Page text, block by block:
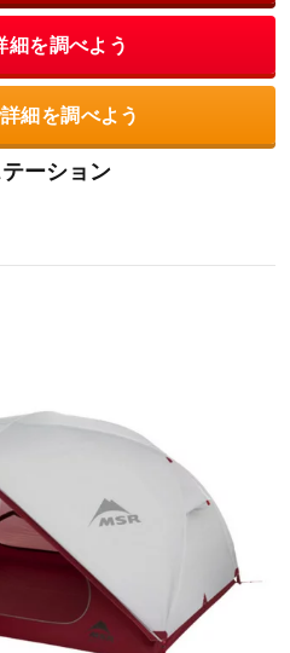
細を調べよう
細を調べよう
ーション